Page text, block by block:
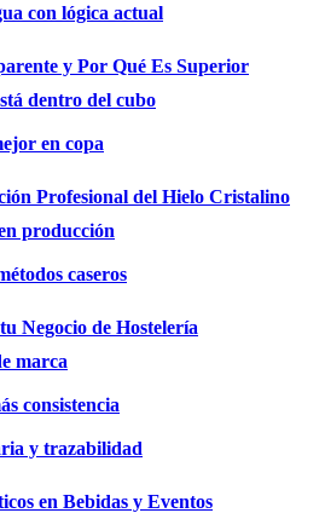
con lógica actual
y Por Qué Es Superior
dentro del cubo
en copa
Profesional del Hielo Cristalino
producción
caseros
Negocio de Hostelería
marca
consistencia
y trazabilidad
en Bebidas y Eventos